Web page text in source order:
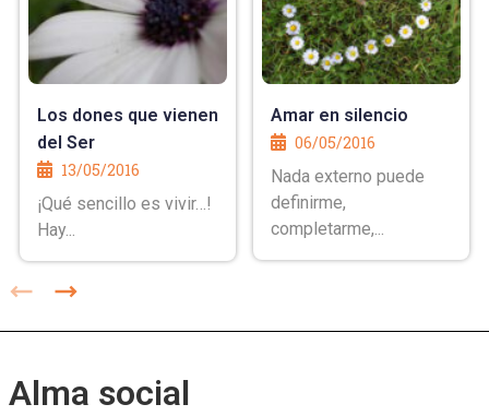
Los dones que vienen
del Ser
13/05/2016
¡Qué sencillo es vivir…!
Hay...
Amar en silencio
06/05/2016
Nada externo puede
definirme,
completarme,...
Alma social